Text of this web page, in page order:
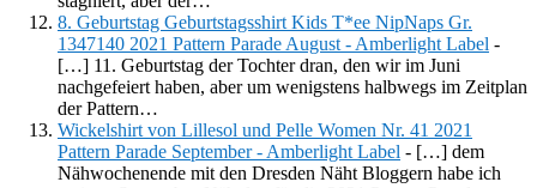
8. Geburtstag Geburtstagsshirt Kids T*ee NipNaps Gr.
1347140 2021 Pattern Parade August - Amberlight Label -
[…] 11. Geburtstag der Tochter dran, den wir im Juni
nachgefeiert haben, aber um wenigstens halbwegs im Zeitplan
der Pattern…
Wickelshirt von Lillesol und Pelle Women Nr. 41 2021
Pattern Parade September - Amberlight Label - […] dem
Nähwochenende mit den Dresden Näht Bloggern habe ich